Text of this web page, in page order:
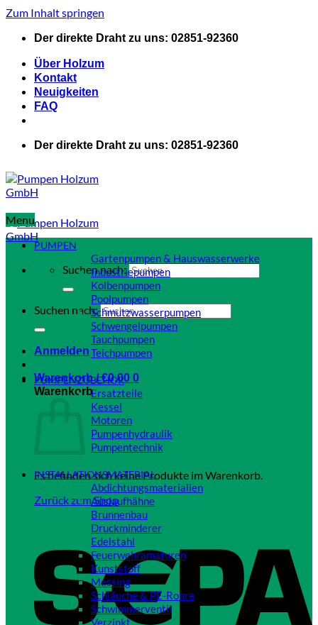
Zum Inhalt springen
Der direkte Draht zu uns: 02851-92360
Über Holzum
Kontakt
Neuigkeiten
FAQ
Der direkte Draht zu uns: 02851-92360
Suchen nach:
Suchen nach:
Anmelden
Warenkorb /€0,00 0
Warenkorb
Es befinden sich keine Produkte im Warenkorb.
Zurück zum Shop
Menu
PUMPEN
Gartenpumpen & Hauswasserwerke
Industriepumpen
Kolbenpumpen
Poolpumpen
Schmutzwasserpumpen
Schwengelpumpen
Tauchpumpen
Teichpumpen
PUMPENZUBEHÖR
Ersatzteile
Kessel
Motoren
Pumpenhydraulik
Pumpentechnik
INSTALLATIONSMATERIAL
Abdichtungsmaterialien
Auslaufhähne
Brunnenbau
Druckminderer
Edelstahl
Feuerwehramaturen
Kunststoff
Messing
Schläuche & PE-Rohre
Schwimmerventil
Verzinkt